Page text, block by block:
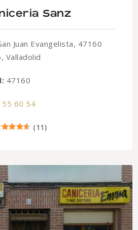
Sanz
Juan Evangelista, 47160
Valladolid
47160
55 60 54
(11)